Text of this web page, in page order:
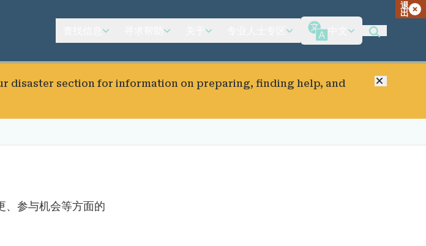
退
出
disaster section for information on preparing, finding help, and
关闭
、参与机会等方面的